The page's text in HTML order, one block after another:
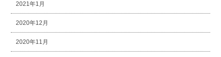
2021年1月
2020年12月
2020年11月